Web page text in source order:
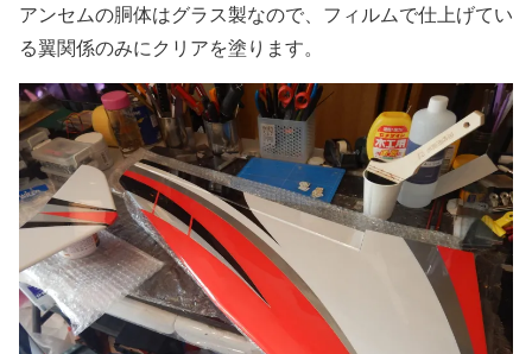
アンセムの胴体はグラス製なので、フィルムで仕上げてい
る翼関係のみにクリアを塗ります。